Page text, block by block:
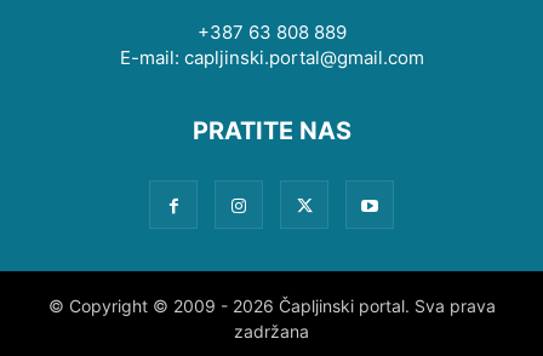
+387 63 808 889
E-mail: capljinski.portal@gmail.com
PRATITE NAS
© Copyright © 2009 - 2026 Čapljinski portal. Sva prava
zadržana